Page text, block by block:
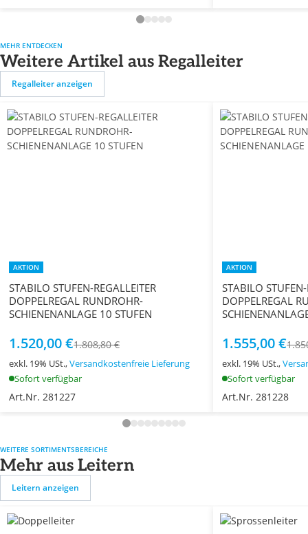
MEHR ENTDECKEN
Weitere Artikel aus Regalleiter
Regalleiter anzeigen
AKTION
STABILO STUFEN-REGALLEITER
DOPPELREGAL RUNDROHR-
SCHIENENANLAGE 10 STUFEN
1.520,00 €1.808,80 €
exkl. 19% USt.,Versandkostenfreie Lieferung
Sofort verfügbar
Art.Nr. 281227
AKTION
STABILO
DOPPELREGAL
1.555,00 €
exkl. 19% USt.,
Sofort verfügbar
Art.Nr. 281228
WEITERE SORTIMENTSBEREICHE
Mehr aus Leitern
Leitern anzeigen